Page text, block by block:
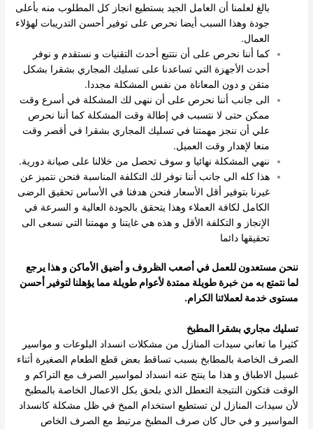
بالغ لعلمنا أن العامل الجيد يستطيع انجاز كل المطلوب منه بأعلى
جودة وهذا السبب أيضا نحرص على توفير أحسن التدريبات لهؤلاء
العمال.
كما أننا نحرص على أن نتتبع أحدث التقنيات و نستقدم و نوفر
أحدث الأجهزة التي تساعدنا على تسليك المجاري بشقرا بشكل
متقن و دون المعاناة من نفس المشكلة مجددا.
الى جانب أننا نحرص على أن ننهى لك المشكلة في أسرع وقت
ممكن حتى لا نتسبب في إطالة وقت المشكلة كما أننا نحرص
علي أن ننجز مهمتنا في تسليك المجاري بشقرا في أقصر وقت
منعا لإهدار وقت العميل.
ننهي المشكلة نهائيا و سوف تحصل من خلالنا على صيانة دورية.
هذا كله الى جانب أننا نوفر لك التكلفة المناسبة فنحن نتميز عن
غيرنا بتوفير أقل الأسعار فنحن هدفنا في الأساس تحقيق الرضى
الكامل لكافة العملاء وهذا يتحقق بالجودة العالية و السرعة في
الإنجاز و التكلفة الأقل و هذه هي غايتنا و مهمتنا التي نسعى الى
تحقيقها دائما
ننحن مستعدون للعمل في أصعب الظروف و أضيق الأماكن و هذا يرجع
لما نتمتع به من خبرة طويلة ممتدة لأعوام طويلة مما يؤهلنا لتوفير أحسن
مستوى خدمة لعملائنا الكرام.
تسليك مجاري بشقرا المطبخ
كثيرا ما تعاني سيدات المنازل من مشكلات انسداد البلوعات و مواسير
الصرف الخاصة بالمطابخ بسبب تساقط بعض قطع الطعام الصغيرة أثناء
غسيل الاطباق و هذا ما ينتج عنه انسداد لمواسير الصرف مع التراكم و
الوقت فتكون النتيجة التعطل الذي بلحق بكل الاعمال الخاصة بالمطبخ
لأن سيدات المنازل لن تستطيع استخدام المبخ في ظل مشكلة كانسداد
المواسير و في حال كان صرف المطبخ مرتبط مع الصرف الخاص